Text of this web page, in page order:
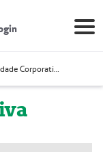
Identidade Corporativa